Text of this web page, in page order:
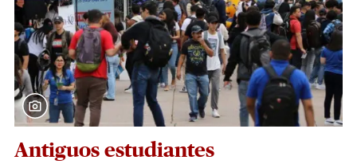
Antiguos estudiantes